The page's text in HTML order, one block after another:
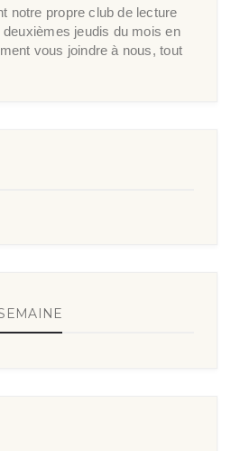
notre propre club de lecture
jeudis du mois en
vous joindre à nous, tout